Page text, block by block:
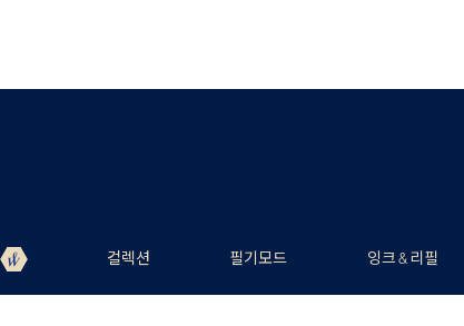
컬렉션 필기모드 잉크 & 리필